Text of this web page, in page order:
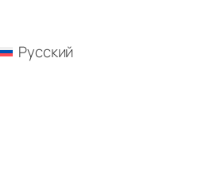
Русский